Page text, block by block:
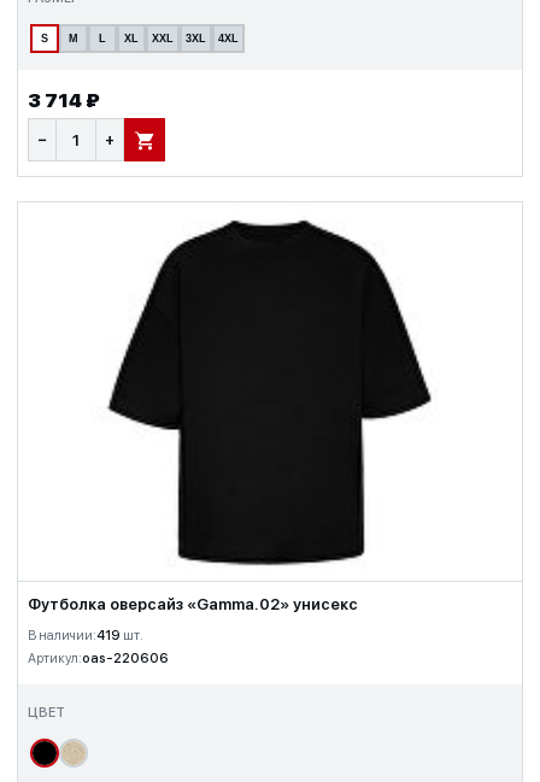
S M L XL XXL 3XL 4XL
3 714 ₽
− + В КОРЗИНУ
Футболка оверсайз «Gamma.02» унисекс
В наличии:419 шт.
Артикул:oas-220606
ЦВЕТ